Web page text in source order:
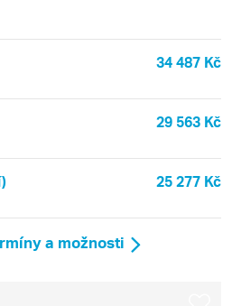
34 487 Kč
29 563 Kč
25 277 Kč
a možnosti